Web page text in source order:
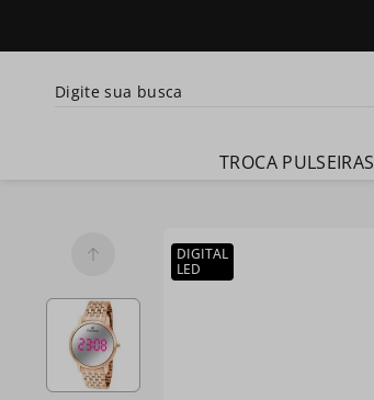
Digite sua busca
TROCA PULSEIRAS
DIGITAL
LED
1